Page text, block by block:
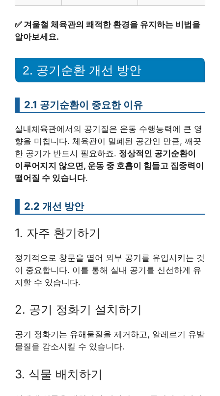
✅ 겨울철 체육관의 쾌적한 환경을 유지하는 비법을
알아보세요.
2. 공기순환 개선 방안
2.1 공기순환이 중요한 이유
실내체육관에서의 공기질은 운동 수행능력에 큰 영
향을 미칩니다. 체육관이 밀폐된 공간인 만큼, 깨끗
한 공기가 반드시 필요하죠. 정상적인 공기순환이
이루어지지 않으면, 운동 중 호흡이 힘들고 집중력이
떨어질 수 있습니다.
2.2 개선 방안
1. 자주 환기하기
정기적으로 창문을 열어 외부 공기를 유입시키는 것
이 중요합니다. 이를 통해 실내 공기를 신선하게 유
지할 수 있습니다.
2. 공기 정화기 설치하기
공기 정화기는 유해물질을 제거하고, 알레르기 유발
물질을 감소시킬 수 있습니다.
3. 식물 배치하기